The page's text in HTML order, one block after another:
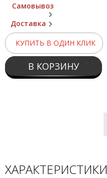
Самовывоз
Доставка
КУПИТЬ В ОДИН КЛИК
В КОРЗИНУ
ХАРАКТЕРИСТИКИ